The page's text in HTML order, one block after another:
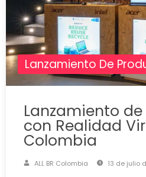
Lanzamiento De
Lanzamiento
con Realidad
Colombia
ALL BR Colombia 13 de julio